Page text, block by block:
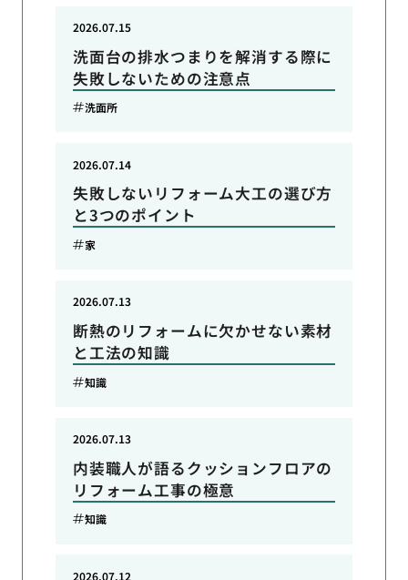
洗面台の排水つまりを解消する際に
失敗しないための注意点
2026.07.15
洗面所
失敗しないリフォーム大工の選び方
と3つのポイント
2026.07.14
家
断熱のリフォームに欠かせない素材
と工法の知識
2026.07.13
知識
内装職人が語るクッションフロアの
リフォーム工事の極意
2026.07.13
知識
2026.07.12